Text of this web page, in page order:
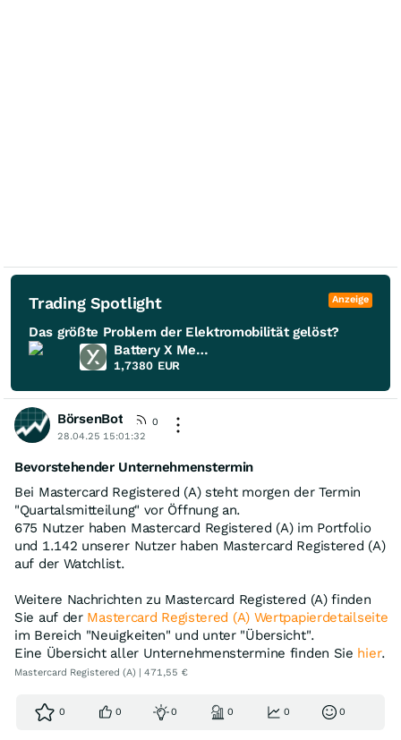
Trading Spotlight Anzeige
Das größte Problem der Elektromobilität gelöst?
Battery X Metals
1,7380 EUR
BörsenBot
0
28.04.25 15:01:32
Bevorstehender Unternehmenstermin
Bei Mastercard Registered (A) steht morgen der Termin
"Quartalsmitteilung" vor Öffnung an.
675 Nutzer haben Mastercard Registered (A) im Portfolio
und 1.142 unserer Nutzer haben Mastercard Registered (A)
auf der Watchlist.
Weitere Nachrichten zu Mastercard Registered (A) finden
Sie auf der Mastercard Registered (A) Wertpapierdetailseite
im Bereich "Neuigkeiten" und unter "Übersicht".
Eine Übersicht aller Unternehmenstermine finden Sie hier.
Mastercard Registered (A) | 471,55 €
0 0 0 0 0 0